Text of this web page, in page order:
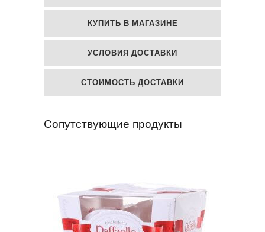
фото
КУПИТЬ В МАГАЗИНЕ
УСЛОВИЯ ДОСТАВКИ
СТОИМОСТЬ ДОСТАВКИ
Сопутствующие продукты